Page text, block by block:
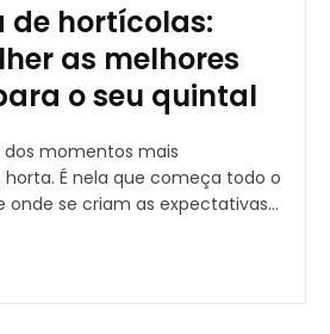
de hortícolas:
as melhores
o seu quintal
momentos mais
É nela que começa todo o
onde se criam as expectativas...